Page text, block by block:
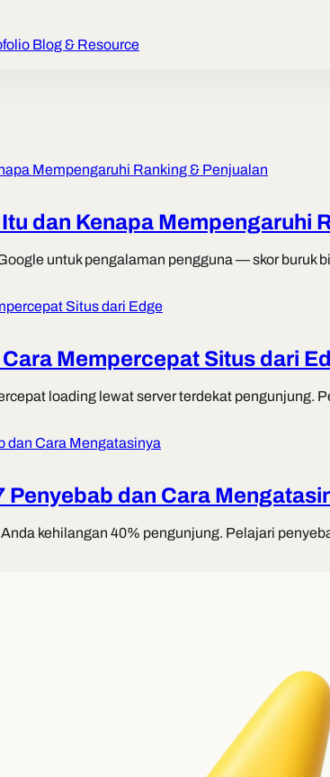
Blog & Resource
dan Kenapa Mempengaruhi
untuk pengalaman pengguna — skor
Mempercepat Situs dari
loading lewat server terdekat pengunjung.
Penyebab dan Cara
kehilangan 40% pengunjung. Pelajari